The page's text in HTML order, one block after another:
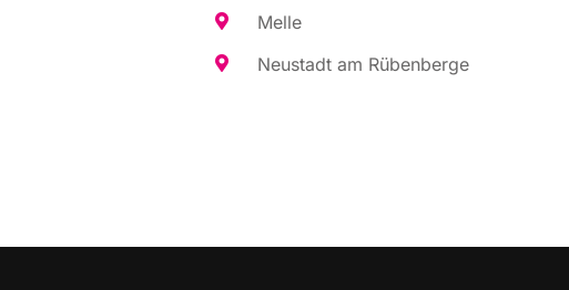
Mel­le
Neu­stadt am Rübenberge